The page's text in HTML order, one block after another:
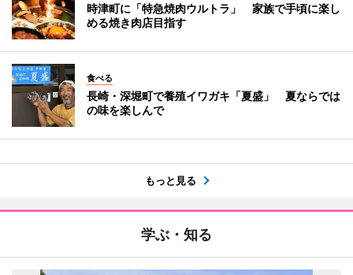
時津町に「特急焼肉ウルトラ」 家族で手頃に楽し
める焼き肉店目指す
食べる
長崎・深堀町で養殖イワガキ「夏盛」 夏ならでは
の味を楽しんで
もっと見る
学ぶ・知る